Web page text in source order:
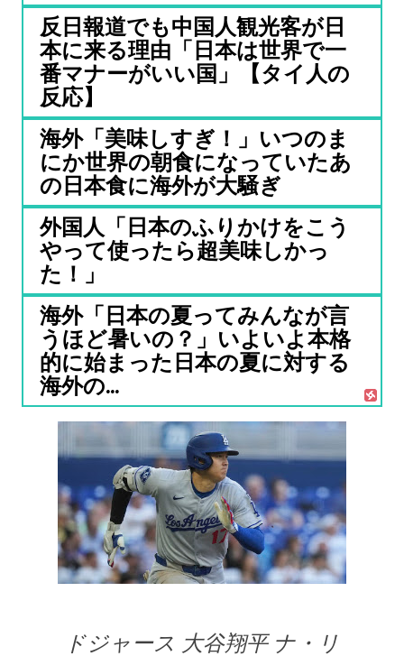
反日報道でも中国人観光客が日
本に来る理由「日本は世界で一
番マナーがいい国」【タイ人の
反応】
海外「美味しすぎ！」いつのま
にか世界の朝食になっていたあ
の日本食に海外が大騒ぎ
外国人「日本のふりかけをこう
やって使ったら超美味しかっ
た！」
海外「日本の夏ってみんなが言
うほど暑いの？」いよいよ本格
的に始まった日本の夏に対する
海外の...
ドジャース 大谷翔平 ナ・リ